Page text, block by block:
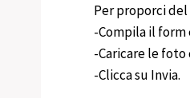
Per proporci
-Compila il
-Caricare le
-Clicca su Invia.